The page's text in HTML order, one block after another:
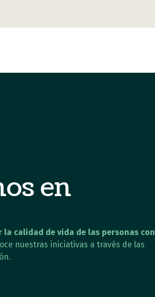
en
la calidad de vida de las personas con
nuestras iniciativas a través de las